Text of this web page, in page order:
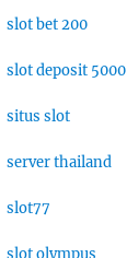
slot bet 200
slot deposit 5000
situs slot
server thailand
slot77
slot olympus